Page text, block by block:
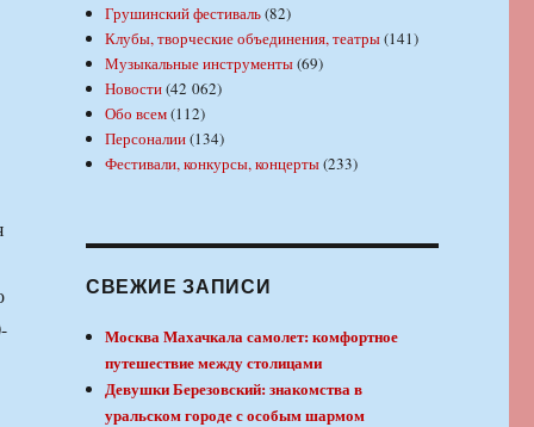
Грушинский фестиваль(82)
Клубы, творческие объединения, театры(141)
Музыкальные инструменты(69)
Новости(42 062)
Обо всем(112)
Персоналии(134)
Фестивали, конкурсы, концерты(233)
СВЕЖИЕ ЗАПИСИ
Москва Махачкала самолет: комфортное
путешествие между столицами
Девушки Березовский: знакомства в
уральском городе с особым шармом